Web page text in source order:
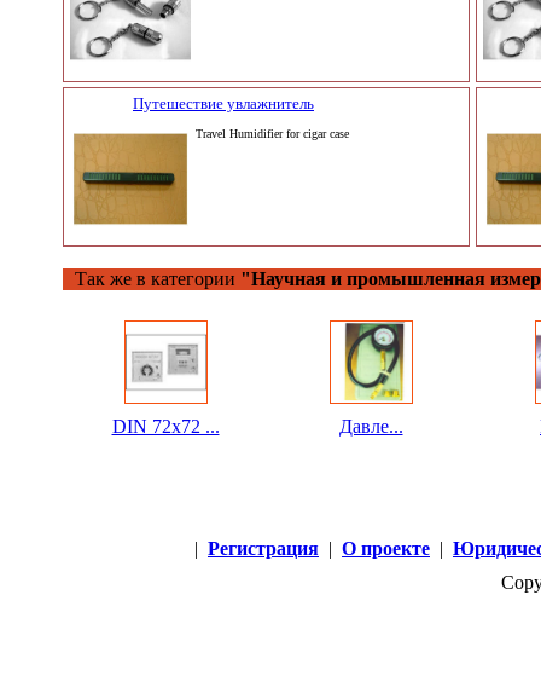
Путешествие увлажнитель
Travel Humidifier for cigar case
Так же в категории "Научная и промышленная
DIN 72x72 ... Давле...
| Регистрация | О проекте |